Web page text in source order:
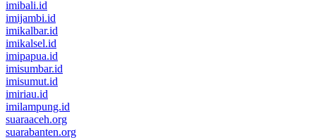
imibali.id
imijambi.id
imikalbar.id
imikalsel.id
imipapua.id
imisumbar.id
imisumut.id
imiriau.id
imilampung.id
suaraaceh.org
suarabanten.org